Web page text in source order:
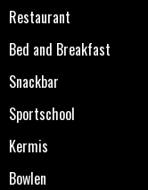
Restaurant
Bed and Breakfast
Snackbar
Sportschool
Kermis
Bowlen